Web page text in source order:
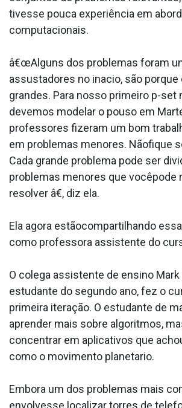
tivesse pouca experiência em
computacionais.
â€œAlguns dos problemas foram
assustadores no ina­cio, são
grandes. Para nosso primeiro p-set
devemos modelar o pouso em
professores fizeram um bom
em problemas menores. Nãofique
Cada grande problema pode ser
problemas menores que vocêpode
resolver â€, diz ela.
Ela agora estãocompartilhando
como professora assistente do
O colega assistente de ensino Mark
estudante do segundo ano, fez o
primeira iteração. O estudante de
aprender mais sobre algoritmos,
concentrar em aplicativos que
como o movimento planetario.
Embora um dos problemas mais
envolvesse localizar torres de